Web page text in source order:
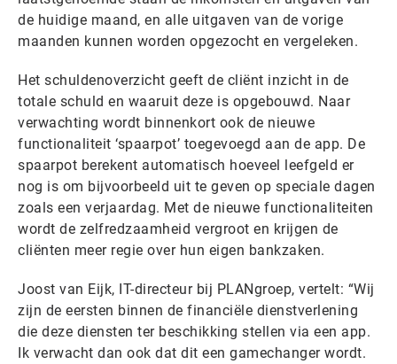
de huidige maand, en alle uitgaven van de vorige
maanden kunnen worden opgezocht en vergeleken.
Het schuldenoverzicht geeft de cliënt inzicht in de
totale schuld en waaruit deze is opgebouwd. Naar
verwachting wordt binnenkort ook de nieuwe
functionaliteit ‘spaarpot’ toegevoegd aan de app. De
spaarpot berekent automatisch hoeveel leefgeld er
nog is om bijvoorbeeld uit te geven op speciale dagen
zoals een verjaardag. Met de nieuwe functionaliteiten
wordt de zelfredzaamheid vergroot en krijgen de
cliënten meer regie over hun eigen bankzaken.
Joost van Eijk, IT-directeur bij PLANgroep, vertelt: “Wij
zijn de eersten binnen de financiële dienstverlening
die deze diensten ter beschikking stellen via een app.
Ik verwacht dan ook dat dit een gamechanger wordt.